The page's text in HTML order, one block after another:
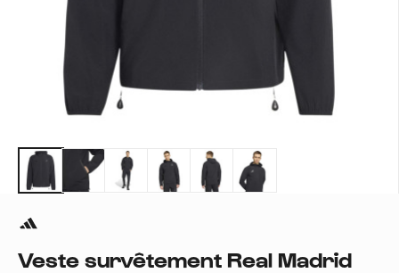
Veste survêtement Real Madrid